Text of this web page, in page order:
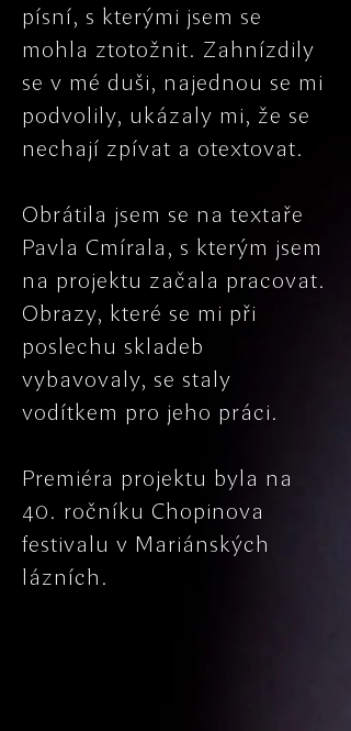
písní, s kterými jsem se
mohla ztotožnit. Zahnízdily
se v mé duši, najednou se mi
podvolily, ukázaly mi, že se
nechají zpívat a otextovat.
Obrátila jsem se na textaře
Pavla Cmírala, s kterým jsem
na projektu začala pracovat.
Obrazy, které se mi při
poslechu skladeb
vybavovaly, se staly
vodítkem pro jeho práci.
Premiéra projektu byla na
40. ročníku Chopinova
festivalu v Mariánských
lázních.